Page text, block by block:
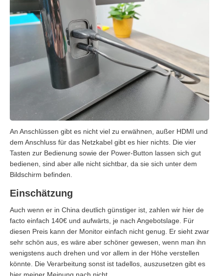
An Anschlüssen gibt es nicht viel zu erwähnen, außer HDMI und
dem Anschluss für das Netzkabel gibt es hier nichts. Die vier
Tasten zur Bedienung sowie der Power-Button lassen sich gut
bedienen, sind aber alle nicht sichtbar, da sie sich unter dem
Bildschirm befinden.
Einschätzung
Auch wenn er in China deutlich günstiger ist, zahlen wir hier de
facto einfach 140€ und aufwärts, je nach Angebotslage. Für
diesen Preis kann der Monitor einfach nicht genug. Er sieht zwar
sehr schön aus, es wäre aber schöner gewesen, wenn man ihn
wenigstens auch drehen und vor allem in der Höhe verstellen
könnte. Die Verarbeitung sonst ist tadellos, auszusetzen gibt es